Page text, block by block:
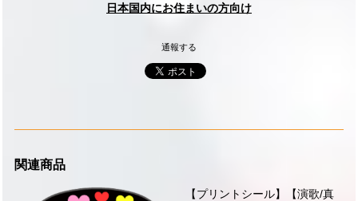
日本国内にお住まいの方向け
通報する
関連商品
【プリントシール】【演歌/真